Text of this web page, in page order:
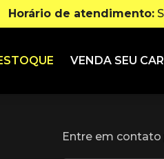
Horário de atendimento:
VENDA SEU
Entre em contato